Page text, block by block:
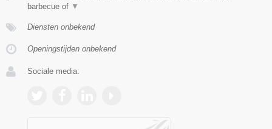
barbecue of ▼
Diensten onbekend
Openingstijden onbekend
Sociale media: